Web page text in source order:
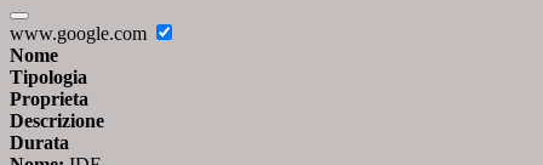
www.google.com
Nome
Tipologia
Proprieta
Descrizione
Durata